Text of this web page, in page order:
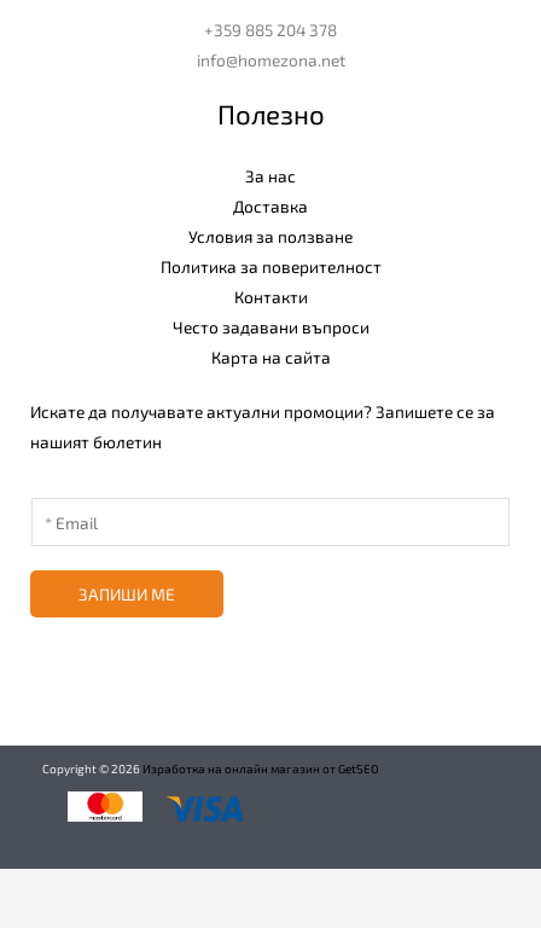
+359 885 204 378
info@homezona.net
Полезно
За нас
Доставка
Условия за ползване
Политика за поверителност
Контакти
Често задавани въпроси
Карта на сайта
Искате да получавате актуални промоции? Запишете се за
нашият бюлетин
ЗАПИШИ МЕ
Copyright ©2026 Изработка на онлайн магазин от GetSEO